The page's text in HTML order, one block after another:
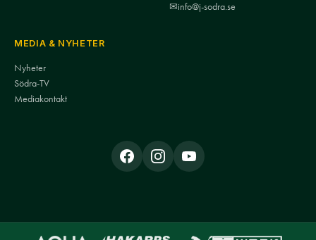
✉info@j-sodra.se
MEDIA & NYHETER
Nyheter
Södra-TV
Mediakontakt